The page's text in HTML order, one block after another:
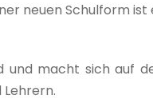
neuen Schulform
und macht sich auf